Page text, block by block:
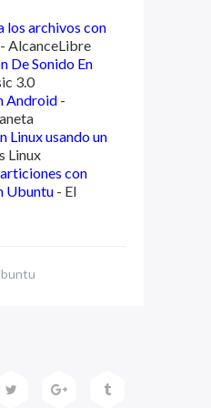
los archivos con
- AlcanceLibre
De Sonido En
3.0
Android -
Linux usando un
Linux
con
Ubuntu - El